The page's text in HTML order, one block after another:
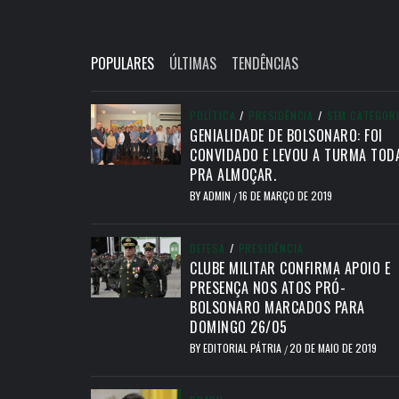
POPULARES ÚLTIMAS TENDÊNCIAS
POLÍTICA / PRESIDÊNCIA / SEM
GENIALIDADE DE BOLSONARO: FOI
CONVIDADO E LEVOU A TURMA
PRA ALMOÇAR.
BYADMIN /16 DE MARÇO DE 2019
DEFESA / PRESIDÊNCIA
CLUBE MILITAR CONFIRMA APOIO E
PRESENÇA NOS ATOS PRÓ-
BOLSONARO MARCADOS PARA
DOMINGO 26/05
BYEDITORIAL PÁTRIA /20 DE MAIO DE 2019